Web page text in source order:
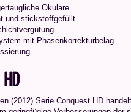
Okulare
und stickstoffgefüllt
mit Phasenkorrekturbelag
(2012) Serie Conquest HD